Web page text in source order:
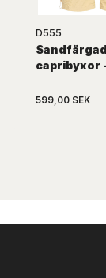
D555
capribyxor
599,00 SEK